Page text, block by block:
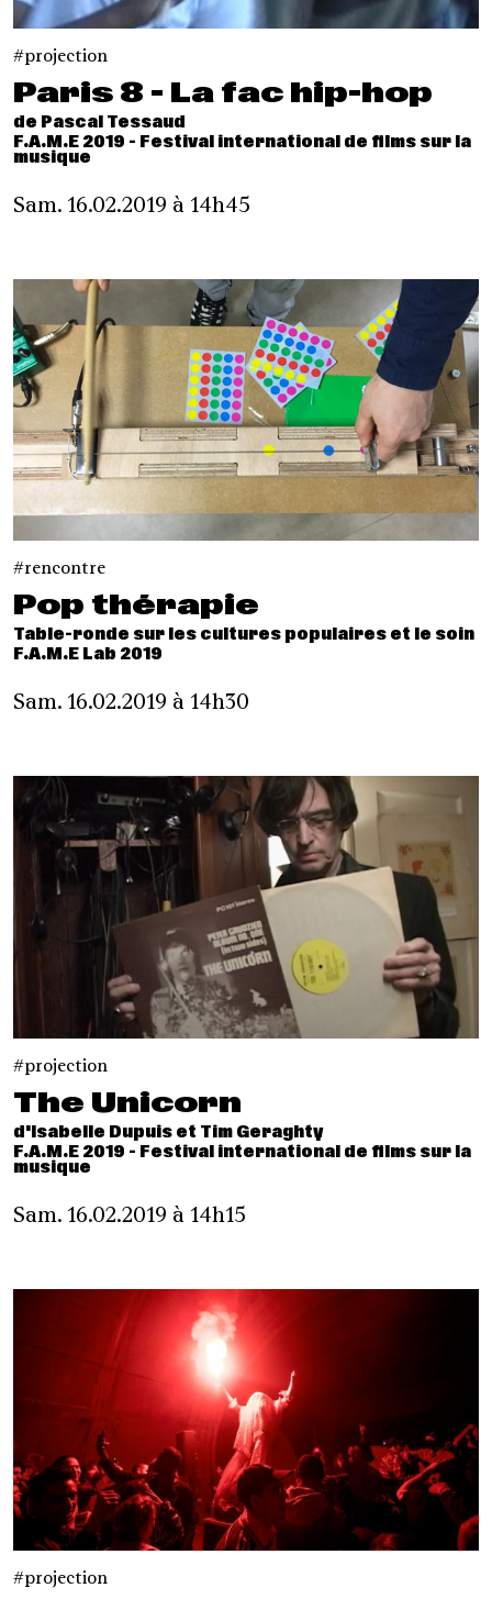
projection
Paris 8 - La fac hip-hop
de Pascal Tessaud
F.A.M.E 2019 - Festival international de films sur la
musique
Sam. 16.02.2019 à 14h45
rencontre
Pop thérapie
Table-ronde sur les cultures populaires et le soin
F.A.M.E Lab 2019
Sam. 16.02.2019 à 14h30
projection
The Unicorn
d'Isabelle Dupuis et Tim Geraghty
F.A.M.E 2019 - Festival international de films sur la
musique
Sam. 16.02.2019 à 14h15
projection